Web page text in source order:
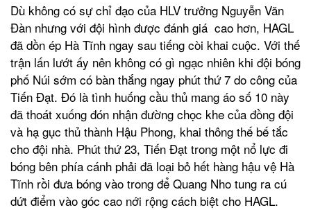
Dù không có sự chỉ đạo của HLV trưởng Nguyễn Văn
Đàn nhưng với đội hình được đánh giá cao hơn, HAGL
đã dồn ép Hà Tĩnh ngay sau tiếng còi khai cuộc. Với thế
trận lấn lướt ấy nên không có gì ngạc nhiên khi đội bóng
phố Núi sớm có bàn thắng ngay phút thứ 7 do công của
Tiến Đạt. Đó là tình huống cầu thủ mang áo số 10 này
đã thoát xuống đón nhận đường chọc khe của đồng đội
và hạ gục thủ thành Hậu Phong, khai thông thế bế tắc
cho đội nhà. Phút thứ 23, Tiến Đạt trong một nổ lực đi
bóng bên phía cánh phải đã loại bỏ hết hàng hậu vệ Hà
Tĩnh rồi đưa bóng vào trong để Quang Nho tung ra cú
dứt điểm vào góc cao nới rộng cách biệt cho HAGL.